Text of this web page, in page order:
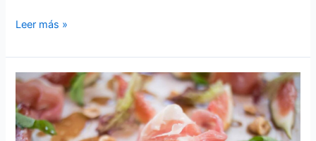
Leer más »
Dónde
probar
platos
con